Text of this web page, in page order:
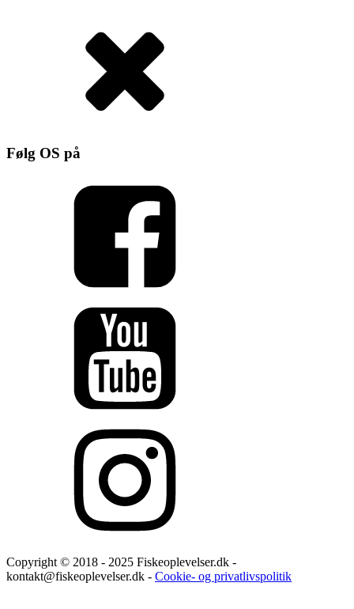
Følg OS på
Copyright © 2018 - 2025 Fiskeoplevelser.dk -
kontakt@fiskeoplevelser.dk - Cookie- og privatlivspolitik